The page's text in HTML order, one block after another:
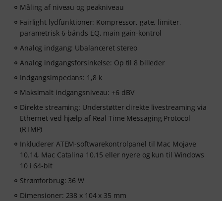
Måling af niveau og peakniveau
Fairlight lydfunktioner: Kompressor, gate, limiter,
parametrisk 6-bånds EQ, main gain-kontrol
Analog indgang: Ubalanceret stereo
Analog indgangsforsinkelse: Op til 8 billeder
Indgangsimpedans: 1,8 k
Maksimalt indgangsniveau: +6 dBV
Direkte streaming: Understøtter direkte livestreaming via
Ethernet ved hjælp af Real Time Messaging Protocol
(RTMP)
Inkluderer ATEM-softwarekontrolpanel til Mac Mojave
10.14, Mac Catalina 10.15 eller nyere og kun til Windows
10 i 64-bit
Strømforbrug: 36 W
Dimensioner: 238 x 104 x 35 mm